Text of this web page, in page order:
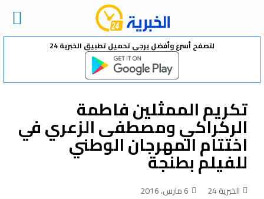
Skip
لتصفح أسرع وأفضل يرجى تحميل تطبيق الخبرية 24
تكريم الممثلين فاطمة
الركراكي ومصطفى الزعري في
اختتام المهرجان الوطني
للفيلم بطنجة
الخبرية 24 6 مارس، 2016